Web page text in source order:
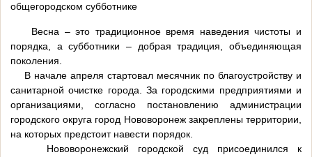
общегородском субботнике
Весна – это традиционное время наведения чистоты и
порядка, а субботники – добрая традиция, объединяющая
поколения.
В начале апреля стартовал месячник по благоустройству и
санитарной очистке города. За городскими предприятиями и
организациями, согласно постановлению администрации
городского округа город Нововоронеж закреплены территории,
на которых предстоит навести порядок.
Нововоронежский городской суд присоединился к